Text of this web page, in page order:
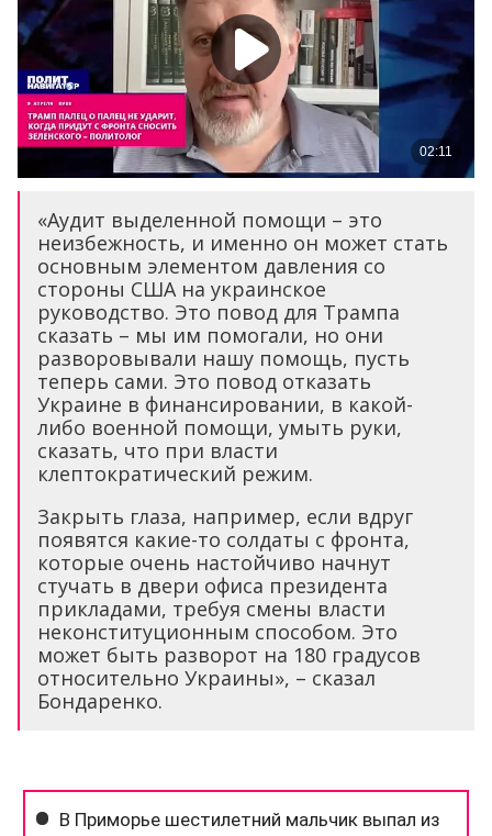
«Аудит выделенной помощи – это
неизбежность, и именно он может стать
основным элементом давления со
стороны США на украинское
руководство. Это повод для Трампа
сказать – мы им помогали, но они
разворовывали нашу помощь, пусть
теперь сами. Это повод отказать
Украине в финансировании, в какой-
либо военной помощи, умыть руки,
сказать, что при власти
клептократический режим.
Закрыть глаза, например, если вдруг
появятся какие-то солдаты с фронта,
которые очень настойчиво начнут
стучать в двери офиса президента
прикладами, требуя смены власти
неконституционным способом. Это
может быть разворот на 180 градусов
относительно Украины», – сказал
Бондаренко.